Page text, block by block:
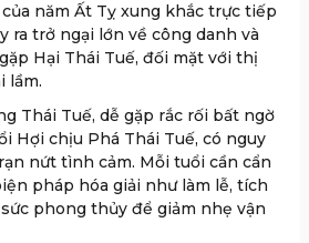
năm Ất Tỵ xung khắc trực tiếp
ra trở ngại lớn về công danh và
Hại Thái Tuế, đối mặt với thị
lầm.
Thái Tuế, dễ gặp rắc rối bất ngờ
Hợi chịu Phá Thái Tuế, có nguy
nứt tình cảm. Mỗi tuổi cần cẩn
pháp hóa giải như làm lễ, tích
phong thủy để giảm nhẹ vận